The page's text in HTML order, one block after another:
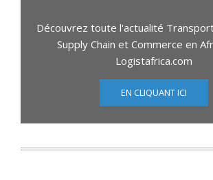
Découvrez toute l'actualité
Supply Chain et Commerce en
Logistafrica.com
EN CLIQUANT ICI